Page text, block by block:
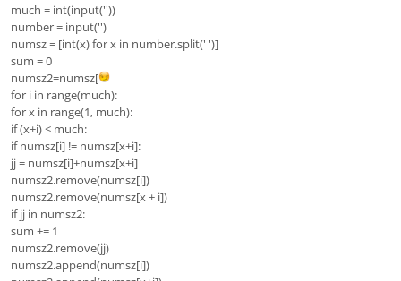
much = int(input(''))
number = input('')
numsz = [int(x) for x in number.split(' ')]
sum = 0
numsz2=numsz[
for i in range(much):
for x in range(1, much):
if (x+i) < much:
if numsz[i] != numsz[x+i]:
jj = numsz[i]+numsz[x+i]
numsz2.remove(numsz[i])
numsz2.remove(numsz[x + i])
if jj in numsz2:
sum += 1
numsz2.remove(jj)
numsz2.append(numsz[i])